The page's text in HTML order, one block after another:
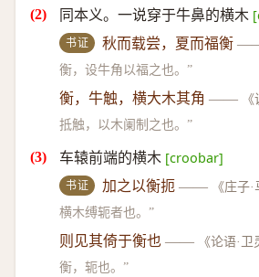
同本义。一说穿于牛鼻的横木
书证 秋而载尝，夏而福衡
衡，设牛角以福之也。”
衡，牛触，横大木其角 ——
抵触，以木阑制之也。”
车辕前端的横木 [croobar]
书证 加之以衡扼 —— 《庄子·
横木缚轭者也。”
则见其倚于衡也 —— 《论语·卫
衡，轭也。”